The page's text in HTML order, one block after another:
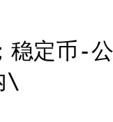
稳定币-
\